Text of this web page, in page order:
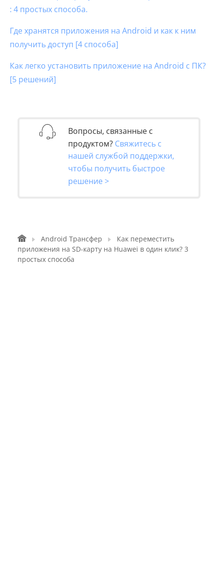
: 4 простых способа.
Где хранятся приложения на Android и как к ним
получить доступ [4 способа]
Как легко установить приложение на Android с ПК?
[5 решений]
Вопросы, связанные с
продуктом? Свяжитесь с
нашей службой поддержки,
чтобы получить быстрое
решение >
Android Трансфер
Как переместить
приложения на SD-карту на Huawei в один клик? 3
простых способа